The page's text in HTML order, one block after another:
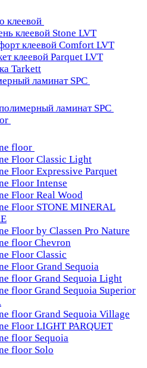
клеевой
клеевой Stone LVT
клеевой Comfort LVT
клеевой Parquet LVT
Tarkett
ламинат SPC
ламинат SPC
floor
Floor Classic Light
Floor Expressive Parquet
Floor Intense
Floor Real Wood
Floor STONE MINERAL
Floor by Classen Pro Nature
floor Chevron
Floor Classic
Floor Grand Sequoia
floor Grand Sequoia Light
floor Grand Sequoia Superior
floor Grand Sequoia Village
Floor LIGHT PARQUET
floor Sequoia
floor Solo